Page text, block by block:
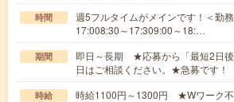
時間
週5フルタイムがメインです！＜勤
17:008:30～17:309:00～18:…
期間
即日～長期 ★応募から「最短2日後
日はご相談ください。★急募です！
時給 時給1100円～1300円 ★Wワーク